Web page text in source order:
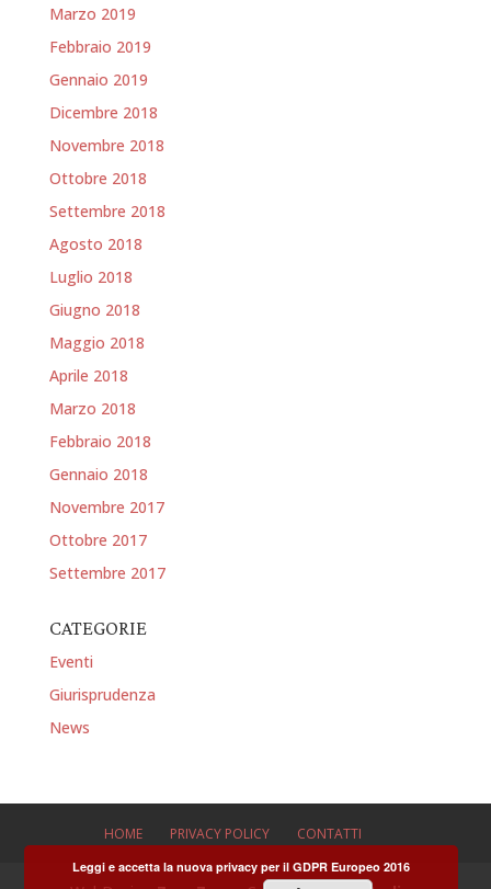
Marzo 2019
Febbraio 2019
Gennaio 2019
Dicembre 2018
Novembre 2018
Ottobre 2018
Settembre 2018
Agosto 2018
Luglio 2018
Giugno 2018
Maggio 2018
Aprile 2018
Marzo 2018
Febbraio 2018
Gennaio 2018
Novembre 2017
Ottobre 2017
Settembre 2017
CATEGORIE
Eventi
Giurisprudenza
News
HOME PRIVACY POLICY CONTATTI
Leggi e accetta la nuova privacy per il GDPR Europeo 2016